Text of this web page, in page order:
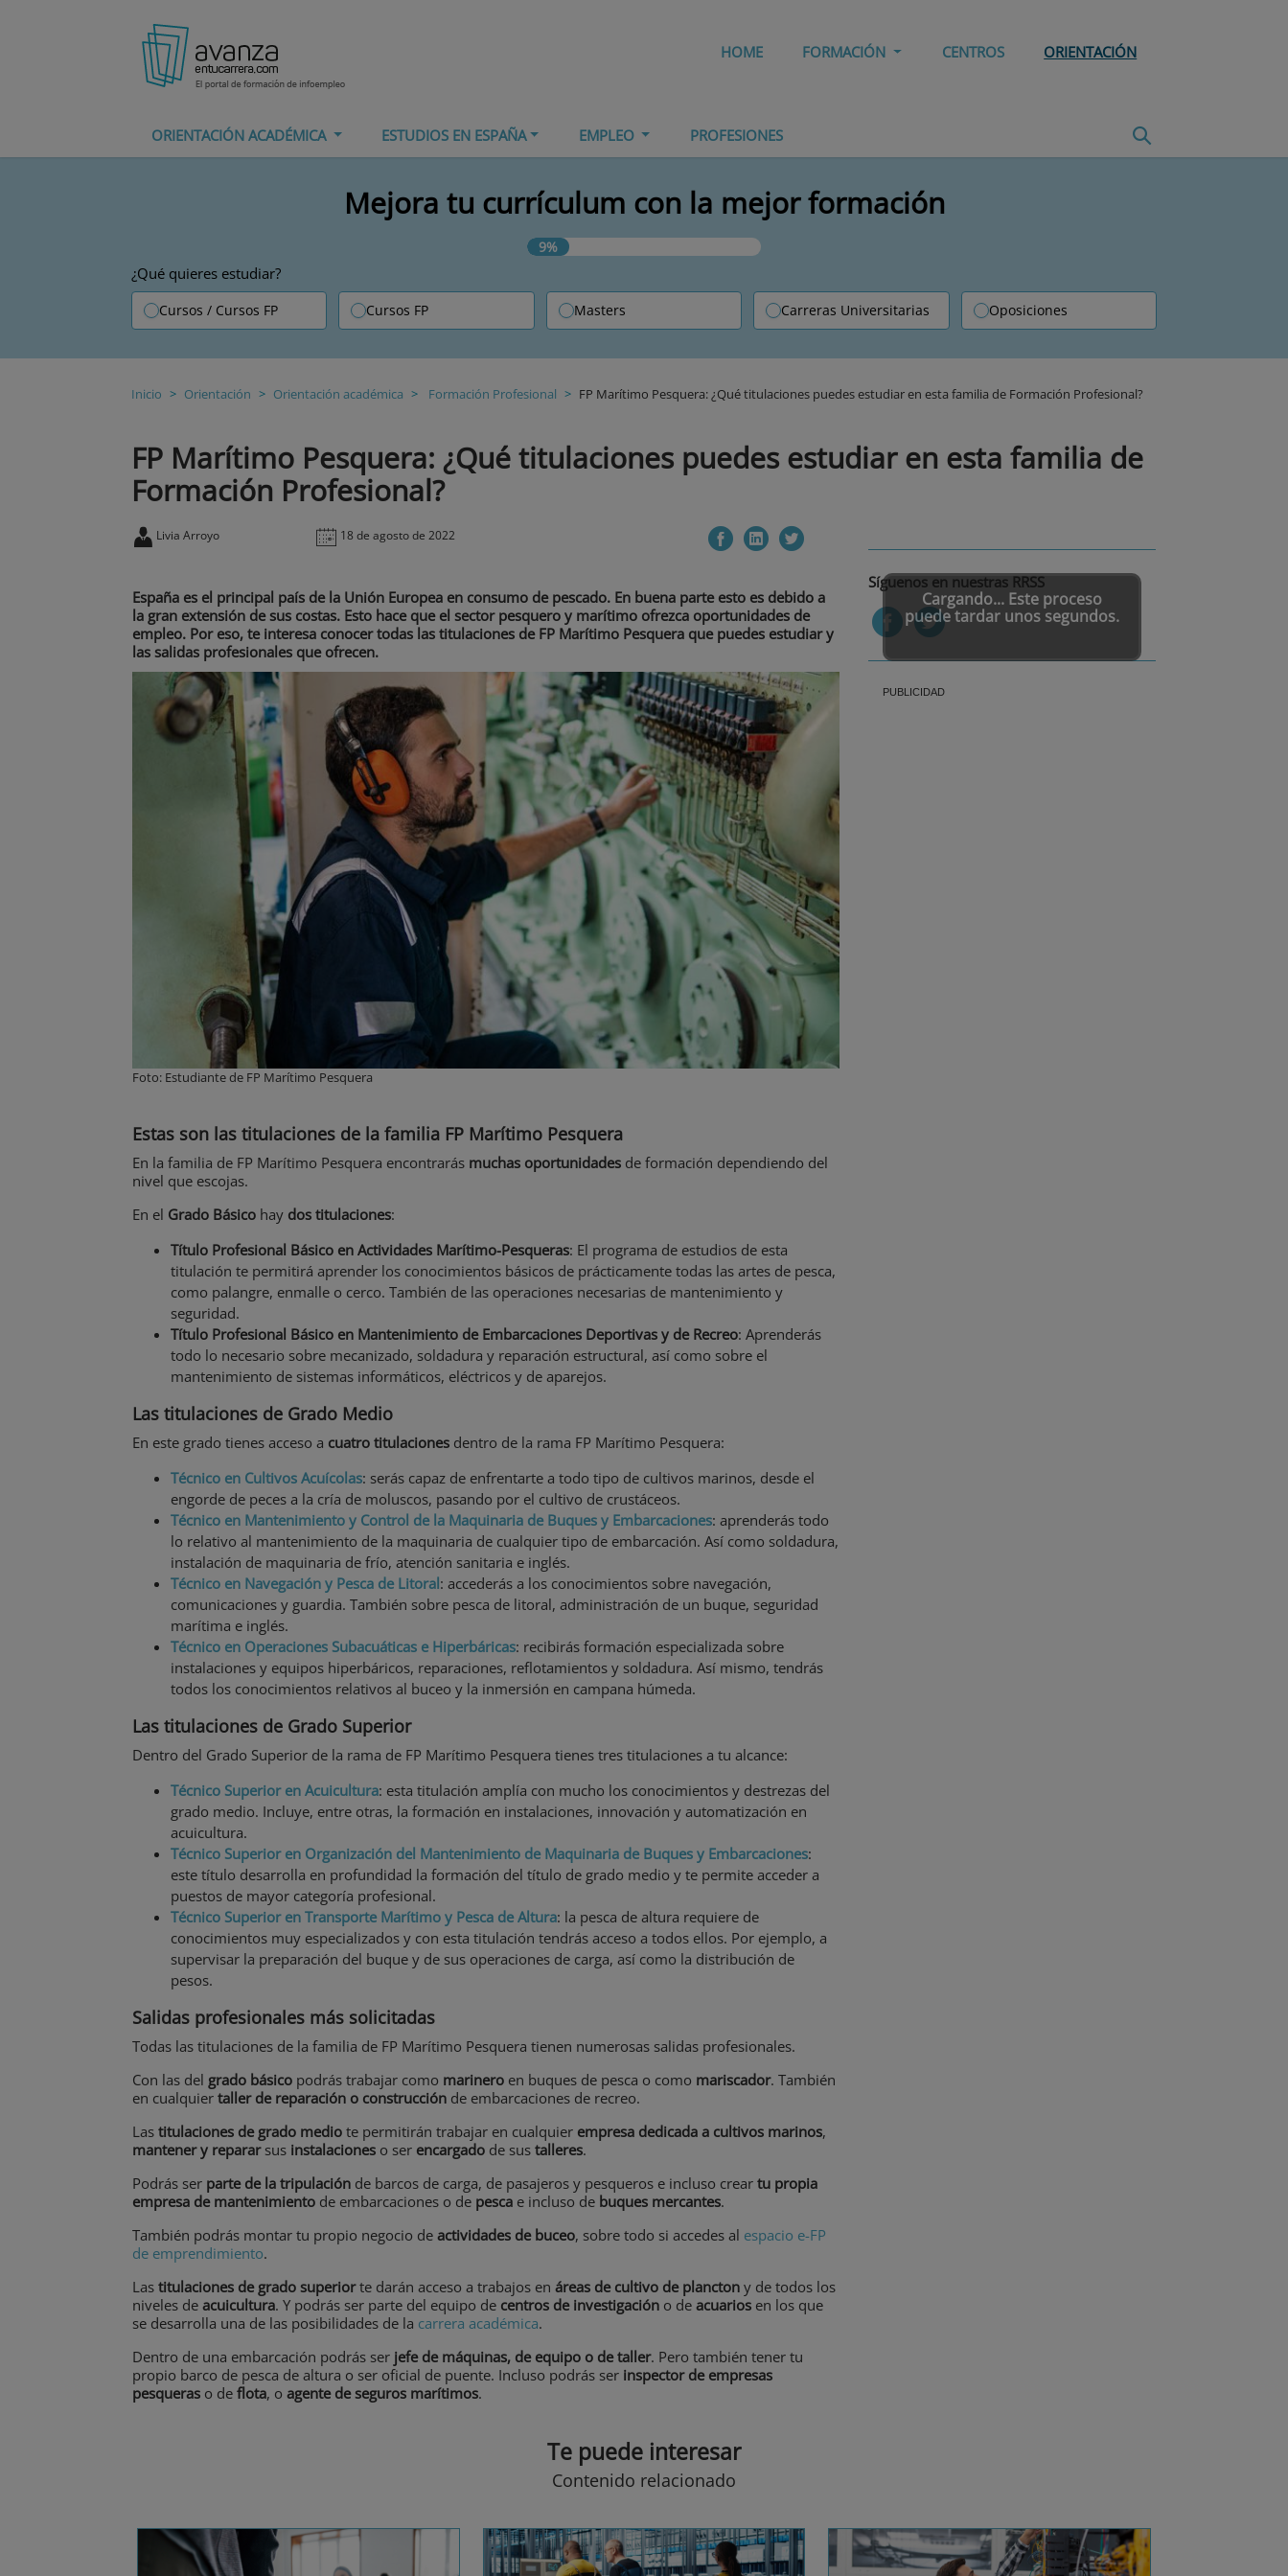
HOME FORMACIÓN CENTROS ORIENTACIÓN
ORIENTACIÓN ACADÉMICA ESTUDIOS EN ESPAÑA EMPLEO PROFESIONES
Mejora tu currículum con la mejor formación
9%
¿Qué quieres estudiar?
Cursos / Cursos FP Cursos FP Masters Carreras Universitarias Oposiciones
Inicio Orientación Orientación académica Formación Profesional FP Marítimo Pesquera: ¿Qué titulaciones puedes estudiar en esta familia de Formación Profesional?
FP Marítimo Pesquera: ¿Qué titulaciones puedes estudiar en esta familia de
Formación Profesional?
Livia Arroyo 18 de agosto de 2022
España es el principal país de la Unión Europea en consumo de pescado. En buena parte esto es debido a
la gran extensión de sus costas. Esto hace que el sector pesquero y marítimo ofrezca oportunidades de
empleo. Por eso, te interesa conocer todas las titulaciones de FP Marítimo Pesquera que puedes estudiar y
las salidas profesionales que ofrecen.
Foto: Estudiante de FP Marítimo Pesquera
Estas son las titulaciones de la familia FP Marítimo Pesquera
En la familia de FP Marítimo Pesquera encontrarás muchas oportunidades de formación dependiendo del
nivel que escojas.
En el Grado Básico hay dos titulaciones:
Título Profesional Básico en Actividades Marítimo-Pesqueras: El programa de estudios de esta
titulación te permitirá aprender los conocimientos básicos de prácticamente todas las artes de pesca,
como palangre, enmalle o cerco. También de las operaciones necesarias de mantenimiento y
seguridad.
Título Profesional Básico en Mantenimiento de Embarcaciones Deportivas y de Recreo: Aprenderás
todo lo necesario sobre mecanizado, soldadura y reparación estructural, así como sobre el
mantenimiento de sistemas informáticos, eléctricos y de aparejos.
Las titulaciones de Grado Medio
En este grado tienes acceso a cuatro titulaciones dentro de la rama FP Marítimo Pesquera:
Técnico en Cultivos Acuícolas: serás capaz de enfrentarte a todo tipo de cultivos marinos, desde el
engorde de peces a la cría de moluscos, pasando por el cultivo de crustáceos.
Técnico en Mantenimiento y Control de la Maquinaria de Buques y Embarcaciones: aprenderás todo
lo relativo al mantenimiento de la maquinaria de cualquier tipo de embarcación. Así como soldadura,
instalación de maquinaria de frío, atención sanitaria e inglés.
Técnico en Navegación y Pesca de Litoral: accederás a los conocimientos sobre navegación,
comunicaciones y guardia. También sobre pesca de litoral, administración de un buque, seguridad
marítima e inglés.
Técnico en Operaciones Subacuáticas e Hiperbáricas: recibirás formación especializada sobre
instalaciones y equipos hiperbáricos, reparaciones, reflotamientos y soldadura. Así mismo, tendrás
todos los conocimientos relativos al buceo y la inmersión en campana húmeda.
Las titulaciones de Grado Superior
Dentro del Grado Superior de la rama de FP Marítimo Pesquera tienes tres titulaciones a tu alcance:
Técnico Superior en Acuicultura: esta titulación amplía con mucho los conocimientos y destrezas del
grado medio. Incluye, entre otras, la formación en instalaciones, innovación y automatización en
acuicultura.
Técnico Superior en Organización del Mantenimiento de Maquinaria de Buques y Embarcaciones:
este título desarrolla en profundidad la formación del título de grado medio y te permite acceder a
puestos de mayor categoría profesional.
Técnico Superior en Transporte Marítimo y Pesca de Altura: la pesca de altura requiere de
conocimientos muy especializados y con esta titulación tendrás acceso a todos ellos. Por ejemplo, a
supervisar la preparación del buque y de sus operaciones de carga, así como la distribución de
pesos.
Salidas profesionales más solicitadas
Todas las titulaciones de la familia de FP Marítimo Pesquera tienen numerosas salidas profesionales.
Con las del grado básico podrás trabajar como marinero en buques de pesca o como mariscador. También
en cualquier taller de reparación o construcción de embarcaciones de recreo.
Las titulaciones de grado medio te permitirán trabajar en cualquier empresa dedicada a cultivos marinos,
mantener y reparar sus instalaciones o ser encargado de sus talleres.
Podrás ser parte de la tripulación de barcos de carga, de pasajeros y pesqueros e incluso crear tu propia
empresa de mantenimiento de embarcaciones o de pesca e incluso de buques mercantes.
También podrás montar tu propio negocio de actividades de buceo, sobre todo si accedes al espacio e-FP
de emprendimiento.
Las titulaciones de grado superiorte darán acceso a trabajos en áreas de cultivo de plancton y de todos los
niveles de acuicultura. Y podrás ser parte del equipo de centros de investigación o de acuarios en los que
se desarrolla una de las posibilidades de la carrera académica.
Dentro de una embarcación podrás ser jefe de máquinas, de equipo o de taller. Pero también tener tu
propio barco de pesca de altura o ser oficial de puente. Incluso podrás ser inspector de empresas
pesqueras o de flota, o agente de seguros marítimos.
Cargando... Este proceso
puede tardar unos segundos.
Síguenos en nuestras RRSS
Te puede interesar
Contenido relacionado